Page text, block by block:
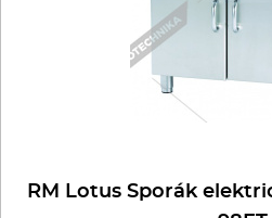
RM Lotus Sporák